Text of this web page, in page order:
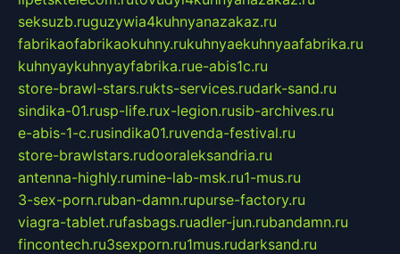
seksuzb.ruguzywia4kuhnyanazakaz.ru
fabrikaofabrikaokuhny.rukuhnyaekuhnyaafabrika.ru
kuhnyaykuhnyayfabrika.rue-abis1c.ru
store-brawl-stars.rukts-services.rudark-sand.ru
sindika-01.rusp-life.rux-legion.rusib-archives.ru
e-abis-1-c.rusindika01.ruvenda-festival.ru
store-brawlstars.rudooraleksandria.ru
antenna-highly.rumine-lab-msk.ru1-mus.ru
3-sex-porn.ruban-damn.rupurse-factory.ru
viagra-tablet.rufasbags.ruadler-jun.rubandamn.ru
fincontech.ru3sexporn.ru1mus.rudarksand.ru